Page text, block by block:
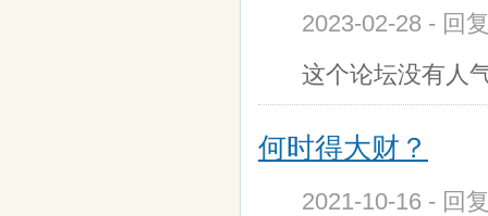
2023-02-28 - 回
这个论坛没有人
何时得大财？
2021-10-16 - 回